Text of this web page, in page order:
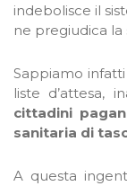
indebolisce il
ne pregiudica la
Sappiamo
liste d’attesa,
cittadini
sanitaria di
A questa